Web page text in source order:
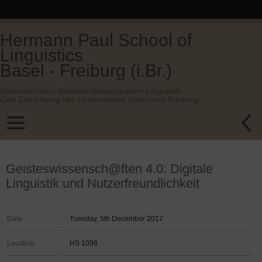
Hermann Paul School of
Linguistics
Basel - Freiburg (i.Br.)
Geisteswissensch@ften 4.0: Digitale
Linguistik und Nutzerfreundlichkeit
Date Tuesday, 5th December 2017
Location HS 1098